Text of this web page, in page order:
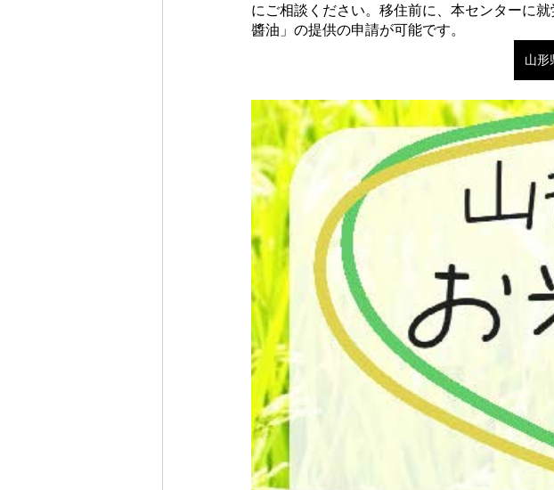
にご相談ください。移住前に、本センターに
醬油」の提供の申請が可能です。
山形